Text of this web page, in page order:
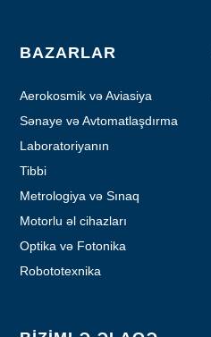
BAZARLAR
Aerokosmik və Aviasiya
Sənaye və Avtomatlaşdırma
Laboratoriyanın
avtomatlaşdırılması
Tibbi
Metrologiya və Sınaq
Motorlu əl cihazları
Optika və Fotonika
Robototexnika